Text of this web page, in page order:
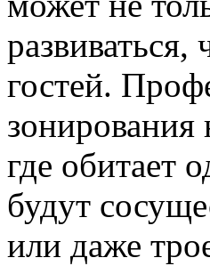
развиваться,
гостей.
зонирования
где обитает
будут
или даже